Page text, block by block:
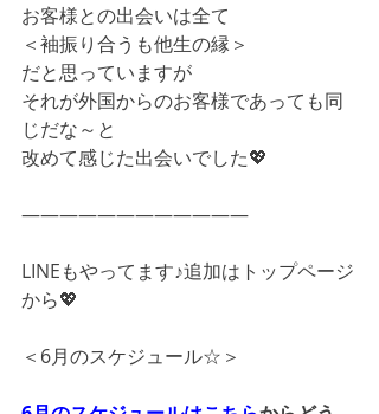
お客様との出会いは全て
＜袖振り合うも他生の縁＞
だと思っていますが
それが外国からのお客様であっても同
じだな～と
改めて感じた出会いでした💖
――――――――――――
LINEもやってます♪追加はトップページ
から💖
＜6月のスケジュール☆＞